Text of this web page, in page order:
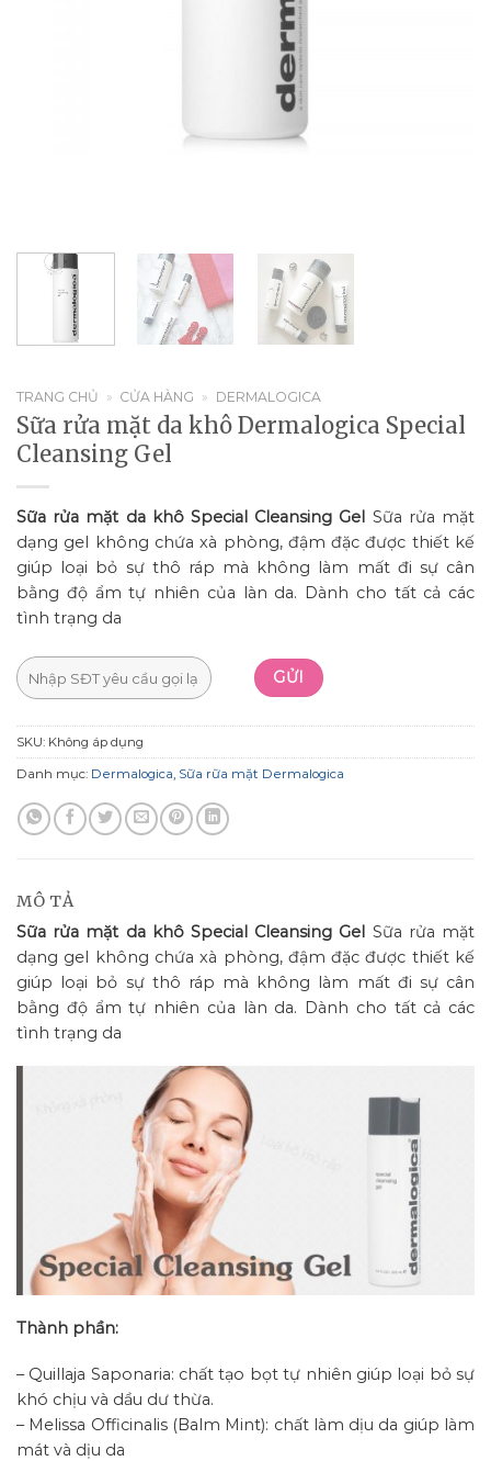
TRANG CHỦ » CỬA HÀNG » DERMALOGICA
Sữa rửa mặt da khô Dermalogica Special
Cleansing Gel
Sữa rửa mặt da khô Special Cleansing Gel Sữa rửa mặt
dạng gel không chứa xà phòng, đậm đặc được thiết kế
giúp loại bỏ sự thô ráp mà không làm mất đi sự cân
bằng độ ẩm tự nhiên của làn da. Dành cho tất cả các
tình trạng da
SKU: Không áp dụng
Danh mục: Dermalogica, Sữa rữa mặt Dermalogica
MÔ TẢ
Sữa rửa mặt da khô Special Cleansing Gel Sữa rửa mặt
dạng gel không chứa xà phòng, đậm đặc được thiết kế
giúp loại bỏ sự thô ráp mà không làm mất đi sự cân
bằng độ ẩm tự nhiên của làn da. Dành cho tất cả các
tình trạng da
Thành phần:
– Quillaja Saponaria: chất tạo bọt tự nhiên giúp loại bỏ sự
khó chịu và dầu dư thừa.
– Melissa Officinalis (Balm Mint): chất làm dịu da giúp làm
mát và dịu da